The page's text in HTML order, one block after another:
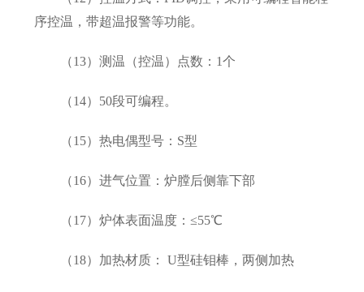
序控温，带超温报警等功能。
（13）测温（控温）点数：1个
（14）50段可编程。
（15）热电偶型号：S型
（16）进气位置：炉膛后侧靠下部
（17）炉体表面温度：≤55℃
（18）加热材质： U型硅钼棒，两侧加热